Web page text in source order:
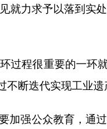
就力求予以落到实
程很重要的一环
断迭代实现工业
强公众教育，通